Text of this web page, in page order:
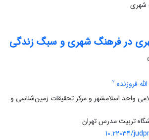
در فرهنگ شهری و سبگ زندگی
فروزنده 2
واحد اسلامشهر و مرکز تحقیقات زمین‌شناسی و
تربیت مدرس تهران
10.22034/